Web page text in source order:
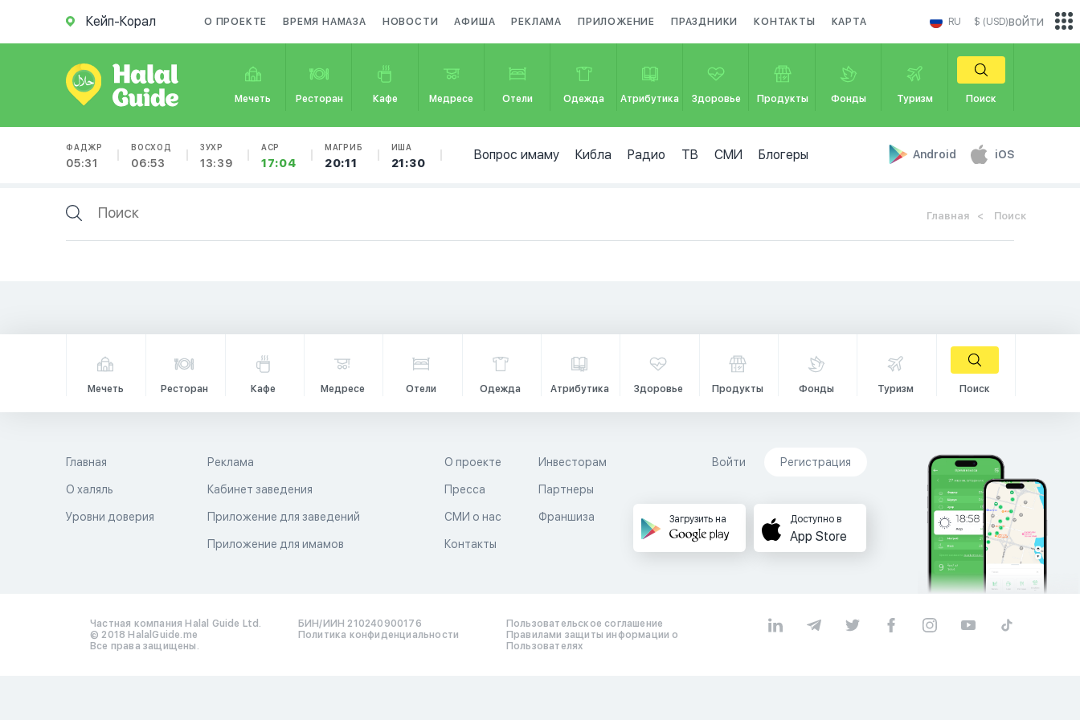
Кейп-Корал О ПРОЕКТЕ ВРЕМЯ НАМАЗА НОВОСТИ АФИША РЕКЛАМА ПРИЛОЖЕНИЕ ПРАЗДНИКИ КОНТАКТЫ КАРТА RU $ (USD)
Мечеть Ресторан Кафе Медресе Отели Одежда Атрибутика Здоровье Продукты Фонды Туризм Поиск
ФАДЖР
05:31
ВОСХОД
06:53
ЗУХР
13:39
АСР
17:04
МАГРИБ
20:11
ИША
21:30
Вопрос имаму Кибла Радио ТВ СМИ Блогеры Android iOS
войти
Главная Поиск
Мечеть Ресторан Кафе Медресе Отели Одежда Атрибутика Здоровье Продукты Фонды Туризм Поиск
Главная
О халяль
Уровни доверия
Реклама
Кабинет заведения
Приложение для заведений
Приложение для имамов
О проекте
Пресса
СМИ о нас
Контакты
Инвесторам
Партнеры
Франшиза
Войти Регистрация
Загрузить на Доступно в
App Store
Частная компания Halal Guide Ltd.
© 2018 HalalGuide.me
Все права защищены.
БИН/ИИН 210240900176
Политика конфиденциальности
Пользовательское соглашение
Правилами защиты информации о
Пользователях